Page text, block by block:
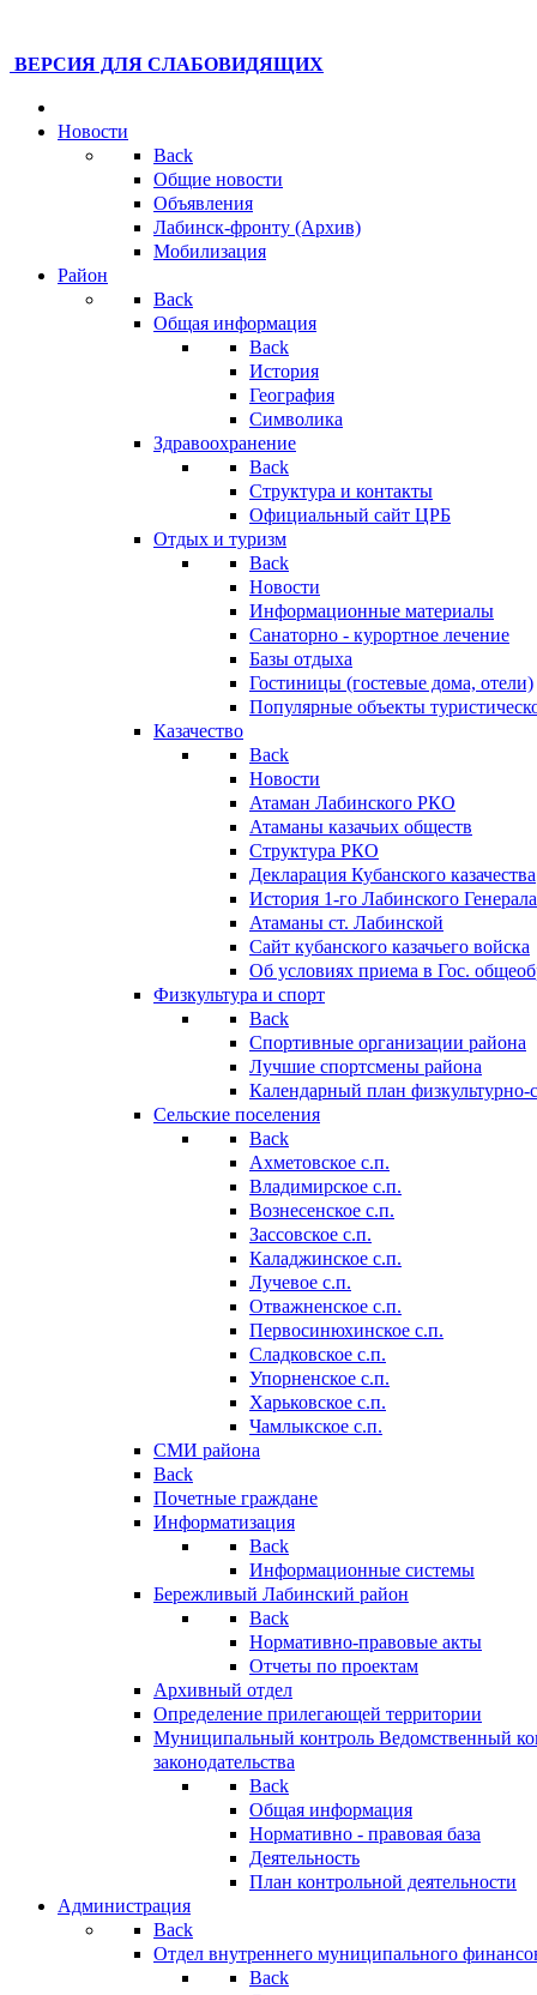
ВЕРСИЯ ДЛЯ СЛАБОВИДЯЩИХ
Новости
Back
Общие новости
Объявления
Лабинск-фронту (Архив)
Мобилизация
Район
Back
Общая информация
Back
История
География
Символика
Здравоохранение
Back
Структура и контакты
Официальный сайт ЦРБ
Отдых и туризм
Back
Новости
Информационные материалы
Санаторно - курортное лечение
Базы отдыха
Гостиницы (гостевые дома, отели)
Популярные объекты
Казачество
Back
Новости
Атаман Лабинского РКО
Атаманы казачьих обществ
Структура РКО
Декларация Кубанского казачества
История 1-го Лабинского
Атаманы ст. Лабинской
Cайт кубанского казачьего войска
Об условиях приема в Гос.
Физкультура и спорт
Back
Спортивные организации района
Лучшие спортсмены района
Календарный план
Сельские поселения
Back
Ахметовское с.п.
Владимирское с.п.
Вознесенское с.п.
Зассовское с.п.
Каладжинское с.п.
Лучевое с.п.
Отважненское с.п.
Первосинюхинское с.п.
Сладковское с.п.
Упорненское с.п.
Харьковское с.п.
Чамлыкское с.п.
СМИ района
Back
Почетные граждане
Информатизация
Back
Информационные системы
Бережливый Лабинский район
Back
Нормативно-правовые акты
Отчеты по проектам
Архивный отдел
Определение прилегающей территории
Муниципальный контроль Ведомственный
законодательства
Back
Общая информация
Нормативно - правовая база
Деятельность
План контрольной деятельности
Администрация
Back
Отдел внутреннего муниципального
Back